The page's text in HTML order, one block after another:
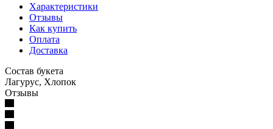
Характеристики
Отзывы
Как купить
Оплата
Доставка
Состав букета
Лагурус, Хлопок
Отзывы